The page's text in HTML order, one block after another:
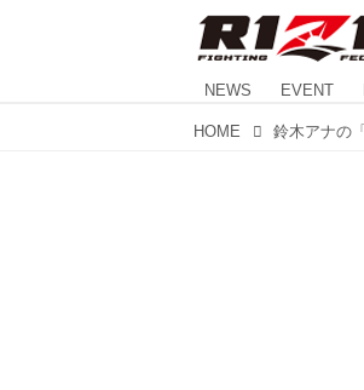
NEWS EVENT
HOME